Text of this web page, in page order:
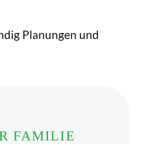
Planungen und
FAMILIE